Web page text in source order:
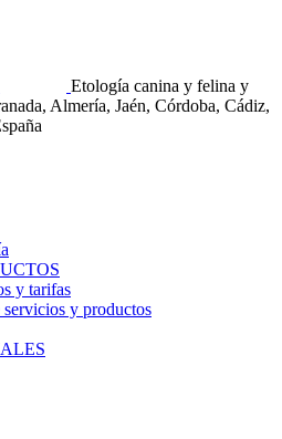
Etología canina y felina y
Almería, Jaén, Córdoba, Cádiz,
y tarifas
y productos